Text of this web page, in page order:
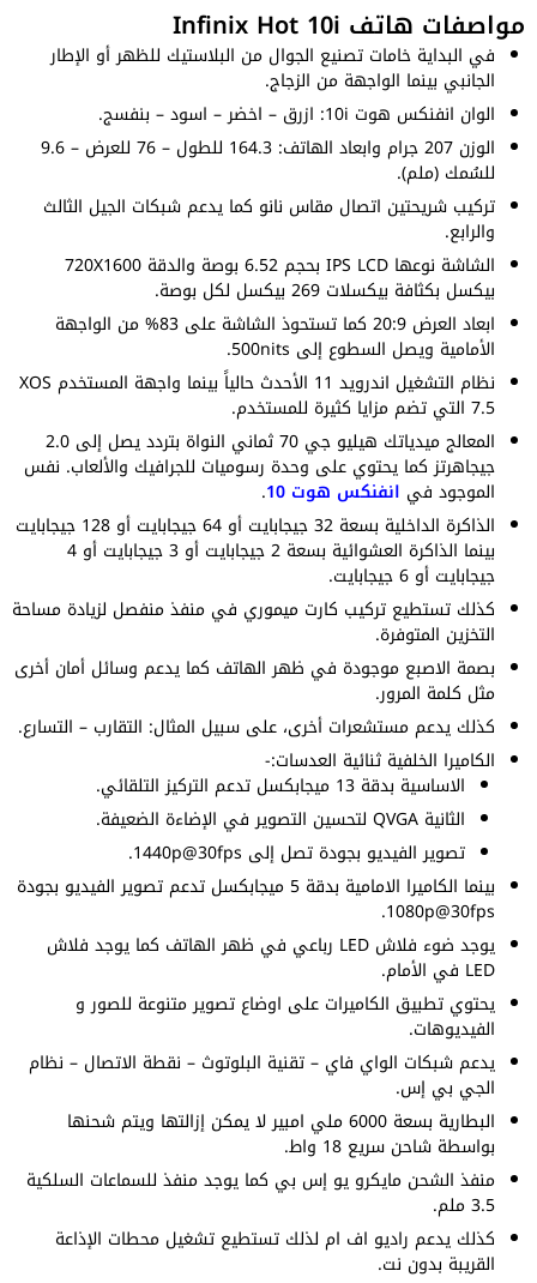
مواصفات هاتف Infinix Hot 10i
في البداية خامات تصنيع الجوال من البلاستيك للظهر أو الإطار
الجانبي بينما الواجهة من الزجاج.
الوان انفنكس هوت 10i: ازرق – اخضر – اسود – بنفسج.
الوزن 207 جرام وابعاد الهاتف: 164.3 للطول – 76 للعرض – 9.6
للسُمك (ملم).
تركيب شريحتين اتصال مقاس نانو كما يدعم شبكات الجيل الثالث
والرابع.
الشاشة نوعها IPS LCD بحجم 6.52 بوصة والدقة 720X1600
بيكسل بكثافة بيكسلات 269 بيكسل لكل بوصة.
ابعاد العرض 20:9 كما تستحوذ الشاشة على 83% من الواجهة
الأمامية ويصل السطوع إلى 500nits.
نظام التشغيل اندرويد 11 الأحدث حالياً بينما واجهة المستخدم XOS
7.5 التي تضم مزايا كثيرة للمستخدم.
المعالج ميدياتك هيليو جي 70 ثماني النواة بتردد يصل إلى 2.0
جيجاهرتز كما يحتوي على وحدة رسوميات للجرافيك والألعاب. نفس
الموجود في انفنكس هوت 10
.
الذاكرة الداخلية بسعة 32 جيجابايت أو 64 جيجابايت أو 128 جيجابايت
بينما الذاكرة العشوائية بسعة 2 جيجابايت أو 3 جيجابايت أو 4
جيجابايت أو 6 جيجابايت.
كذلك تستطيع تركيب كارت ميموري في منفذ منفصل لزيادة مساحة
التخزين المتوفرة.
بصمة الاصبع موجودة في ظهر الهاتف كما يدعم وسائل أمان أخرى
مثل كلمة المرور.
كذلك يدعم مستشعرات أخرى، على سبيل المثال: التقارب – التسارع.
الكاميرا الخلفية ثنائية العدسات:-
الاساسية بدقة 13 ميجابكسل تدعم التركيز التلقائي.
الثانية QVGA لتحسين التصوير في الإضاءة الضعيفة.
تصوير الفيديو بجودة تصل إلى 1440p@30fps.
بينما الكاميرا الامامية بدقة 5 ميجابكسل تدعم تصوير الفيديو بجودة
1080p@30fps.
يوجد ضوء فلاش LED رباعي في ظهر الهاتف كما يوجد فلاش
LED في الأمام.
يحتوي تطبيق الكاميرات على اوضاع تصوير متنوعة للصور و
الفيديوهات.
يدعم شبكات الواي فاي – تقنية البلوتوث – نقطة الاتصال – نظام
الجي بي إس.
البطارية بسعة 6000 ملي امبير لا يمكن إزالتها ويتم شحنها
بواسطة شاحن سريع 18 واط.
منفذ الشحن مايكرو يو إس بي كما يوجد منفذ للسماعات السلكية
3.5 ملم.
كذلك يدعم راديو اف ام لذلك تستطيع تشغيل محطات الإذاعة
القريبة بدون نت.